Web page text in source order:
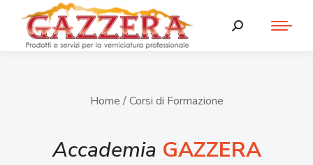
Home / Corsi di Formazione
Accademia GAZZERA